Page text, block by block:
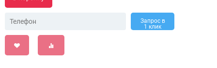
Запрос в
1 клик